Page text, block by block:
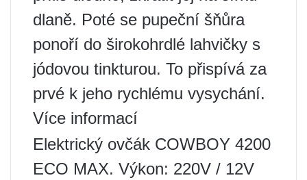
dlaně. Poté se pupeční šňůra
ponoří do širokohrdlé lahvičky s
jódovou tinkturou. To přispívá za
prvé k jeho rychlému vysychání.
Více informací
Elektrický ovčák COWBOY 4200
ECO MAX. Výkon: 220V / 12V